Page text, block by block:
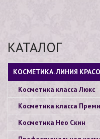
КАТАЛОГ
КОСМЕТИКА. ЛИНИЯ
Косметика класса Люкс
Косметика класса
Косметика Нео Скин